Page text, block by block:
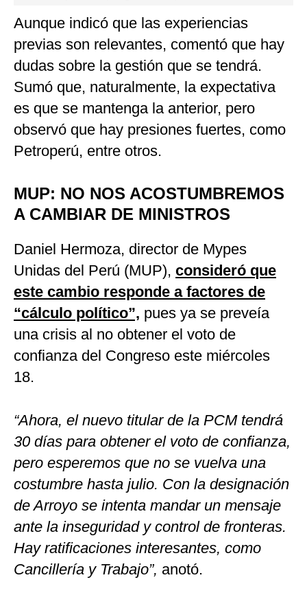
Aunque indicó que las experiencias
previas son relevantes, comentó que hay
dudas sobre la gestión que se tendrá.
Sumó que, naturalmente, la expectativa
es que se mantenga la anterior, pero
observó que hay presiones fuertes, como
Petroperú, entre otros.
MUP: NO NOS ACOSTUMBREMOS
A CAMBIAR DE MINISTROS
Daniel Hermoza, director de Mypes
Unidas del Perú (MUP), consideró que
este cambio responde a factores de
“cálculo político”, pues ya se preveía
una crisis al no obtener el voto de
confianza del Congreso este miércoles
18.
“Ahora, el nuevo titular de la PCM tendrá
30 días para obtener el voto de confianza,
pero esperemos que no se vuelva una
costumbre hasta julio. Con la designación
de Arroyo se intenta mandar un mensaje
ante la inseguridad y control de fronteras.
Hay ratificaciones interesantes, como
Cancillería y Trabajo”, anotó.